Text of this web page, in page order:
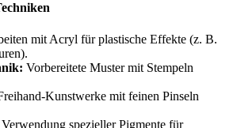
mit Acryl für plastische Effekte (z. B.
Vorbereitete Muster mit Stempeln
Kunstwerke mit feinen Pinseln
Verwendung spezieller Pigmente für